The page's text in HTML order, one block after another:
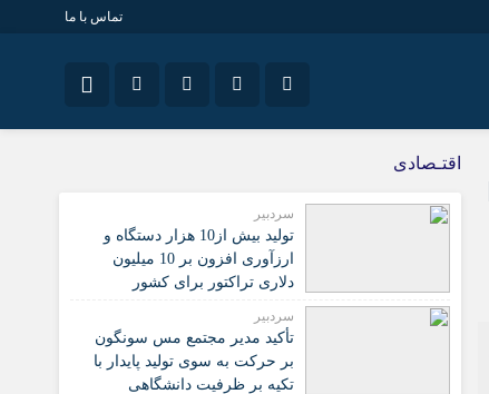
تماس با ما
سروش
ایتا
آپارات مرا به خاطر بسپار
اقتـصادی
سردبیر
تولید بیش از10 هزار دستگاه و
ارزآوری افزون بر 10 میلیون
دلاری تراکتور برای کشور
سردبیر
تأکید مدیر مجتمع مس سونگون
بر حرکت به سوی تولید پایدار با
تکیه بر ظرفیت دانشگاهی